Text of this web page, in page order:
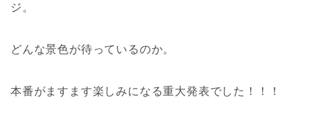
ジ。
どんな景色が待っているのか。
本番がますます楽しみになる重大発表でした！！！